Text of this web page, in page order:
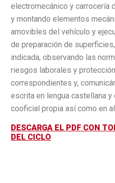
electromecánico y carrocería
y montando elementos
amovibles del vehículo y
de preparación de
indicada, observando las
riesgos laborales y
correspondientes y,
escrita en lengua castellana y
cooficial propia así como en
DESCARGA EL PDF CON
DEL CICLO